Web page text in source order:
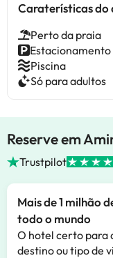
Caraterísticas do
Perto da praia
Piscina
Só para adultos
Reserve em
Trustpilot
Mais de 1 milhão
todo o mundo
O hotel certo para
destino ou tipo de